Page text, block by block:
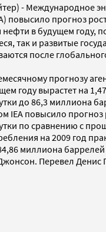
- Международное
повысило прогноз
в будущем году,
так и развитые
после
прогнозу
году вырастет на
до 86,3 миллиона
IEA повысило прогноз
по сравнению с
на 2009 год
миллиона баррелей
Перевел Денис